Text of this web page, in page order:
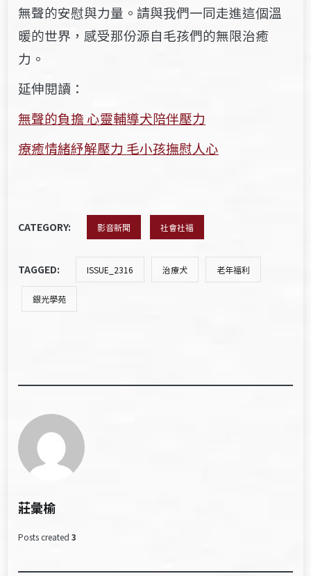
無聲的安慰與力量。請與我們一同走進這個溫
暖的世界，感受那份源自毛孩們的無限治癒
力。
延伸閱讀：
無聲的負擔 心靈輔導犬陪伴壓力
療癒情緒紓解壓力 毛小孩撫慰人心
CATEGORY: 影音新聞 社會社福
TAGGED: ISSUE_2316 治療犬 老年福利
銀光學苑
莊彙榆
Posts created 3